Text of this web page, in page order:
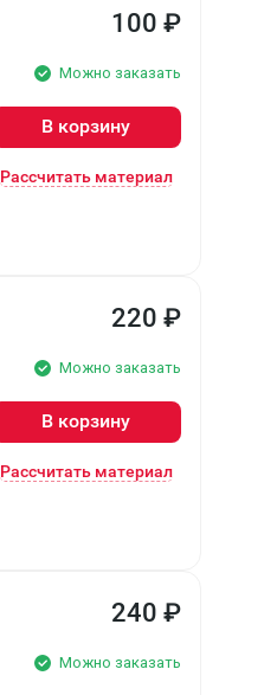
100 ₽
Можно заказать
В корзину
Рассчитать материал
220 ₽
Можно заказать
В корзину
Рассчитать материал
240 ₽
Можно заказать